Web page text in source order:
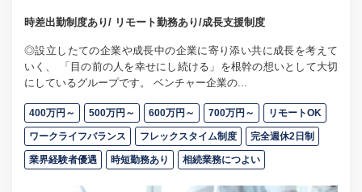
時差出勤制度あり/ リモート勤務あり/成長支援制度
◎設立したての企業や成長中の企業に寄り添い共に成長を考えて
いく、 「目の前の人を幸せにし続ける」を根幹の想いとして大切
にしているグループです。 ベンチャー企業の...
400万円～ 500万円～ 600万円～ 700万円～ リモートOK
ワークライフバランス フレックスタイム制度 完全週休2日制
業界経験者優遇 時短勤務あり 相続業務につよい